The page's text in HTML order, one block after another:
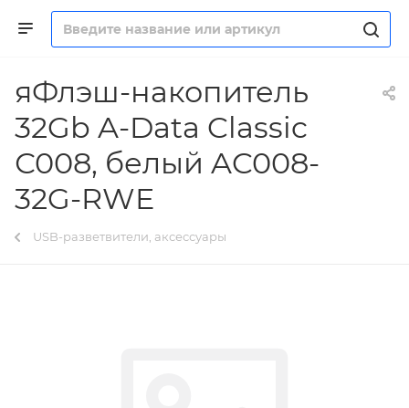
яФлэш-накопитель
32Gb A-Data Classic
С008, белый AC008-
32G-RWE
USB-разветвители, аксессуары